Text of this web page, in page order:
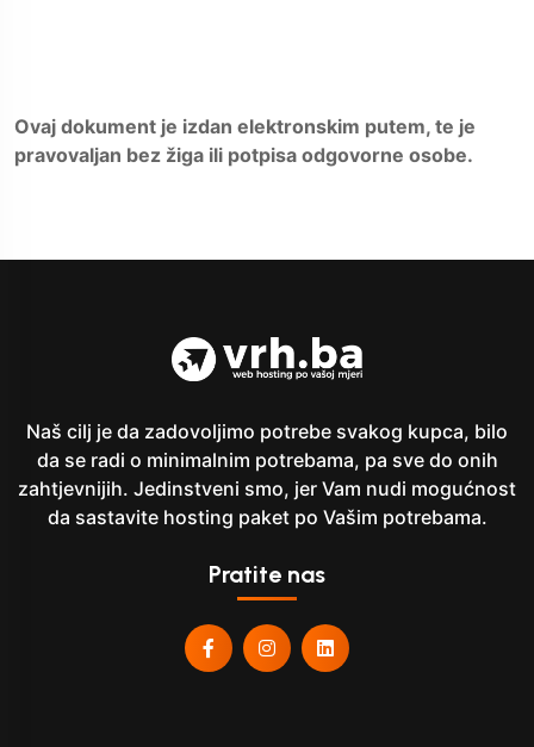
Ovaj dokument je izdan elektronskim putem, te je
pravovaljan bez žiga ili potpisa odgovorne osobe.
Naš cilj je da zadovoljimo potrebe svakog kupca, bilo
da se radi o minimalnim potrebama, pa sve do onih
zahtjevnijih. Jedinstveni smo, jer Vam nudi mogućnost
da sastavite hosting paket po Vašim potrebama.
Pratite nas